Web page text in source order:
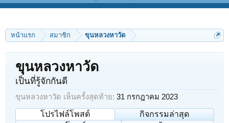
หน้าแรก สมาชิก ขุนหลวงหาวัด
ขุนหลวงหาวัด
เป็นที่รู้จักกันดี
ขุนหลวงหาวัด เห็นครั้งสุดท้าย: 31 กรกฎาคม 2023
โปรไฟล์โพสต์
กิจกรรมล่าสุด